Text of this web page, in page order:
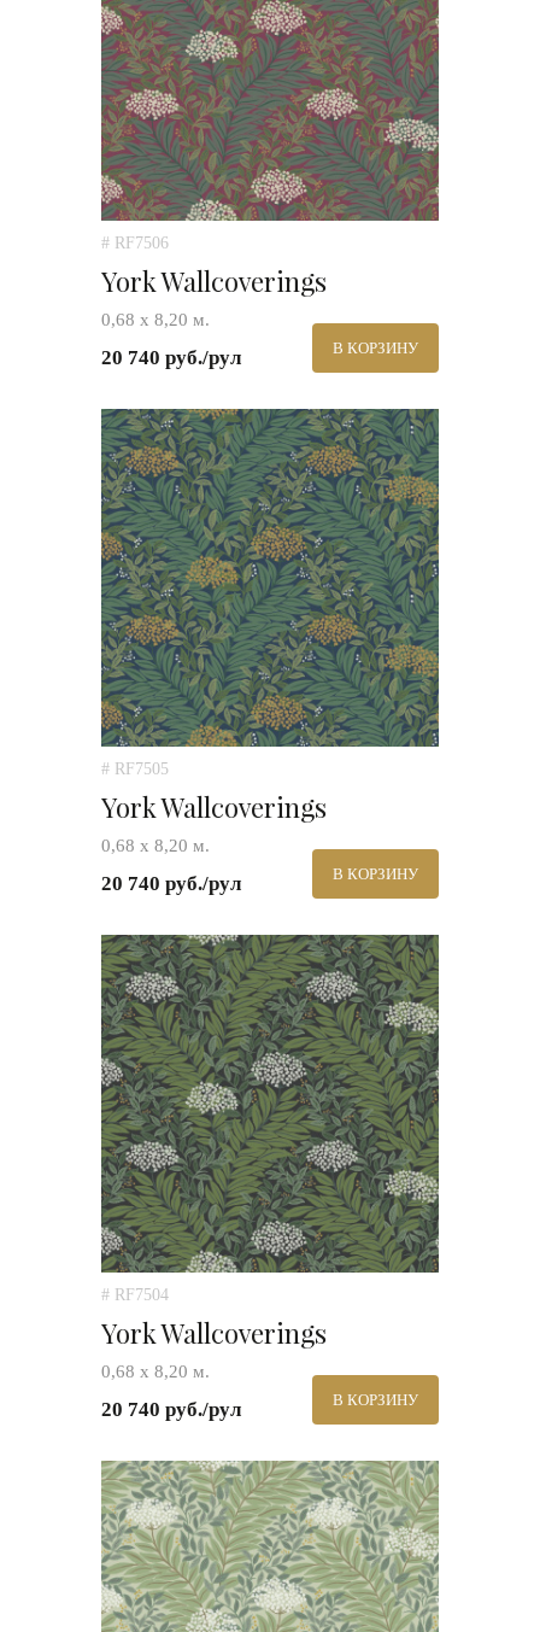
# RF7506
York Wallcoverings
0,68 х 8,20 м.
20 740 руб./рул В КОРЗИНУ
# RF7505
York Wallcoverings
0,68 х 8,20 м.
20 740 руб./рул В КОРЗИНУ
# RF7504
York Wallcoverings
0,68 х 8,20 м.
20 740 руб./рул В КОРЗИНУ